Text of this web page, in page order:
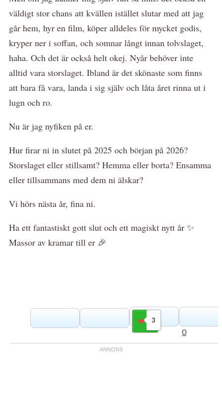
väldigt stor chans att kvällen istället slutar med att jag
går hem, hyr en film, köper alldeles för mycket godis,
kryper ner i soffan, och somnar långt innan tolvslaget,
haha. Och det är också helt okej. Nyår behöver inte
alltid vara storslaget. Ibland är det skönaste som finns
att bara få vara, landa i sig själv och låta året rinna ut i
lugn och ro.
Nu är jag nyfiken på er.
Hur firar ni in slutet på 2025 och början på 2026?
Storslaget eller stillsamt? Hemma eller borta? Ensamma
eller tillsammans med dem ni älskar?
Vi hörs nästa år, fina ni.
Ha ett fantastiskt gott slut och ett magiskt nytt år ✨
Massor av kramar till er 🎉
3
Gilla
0